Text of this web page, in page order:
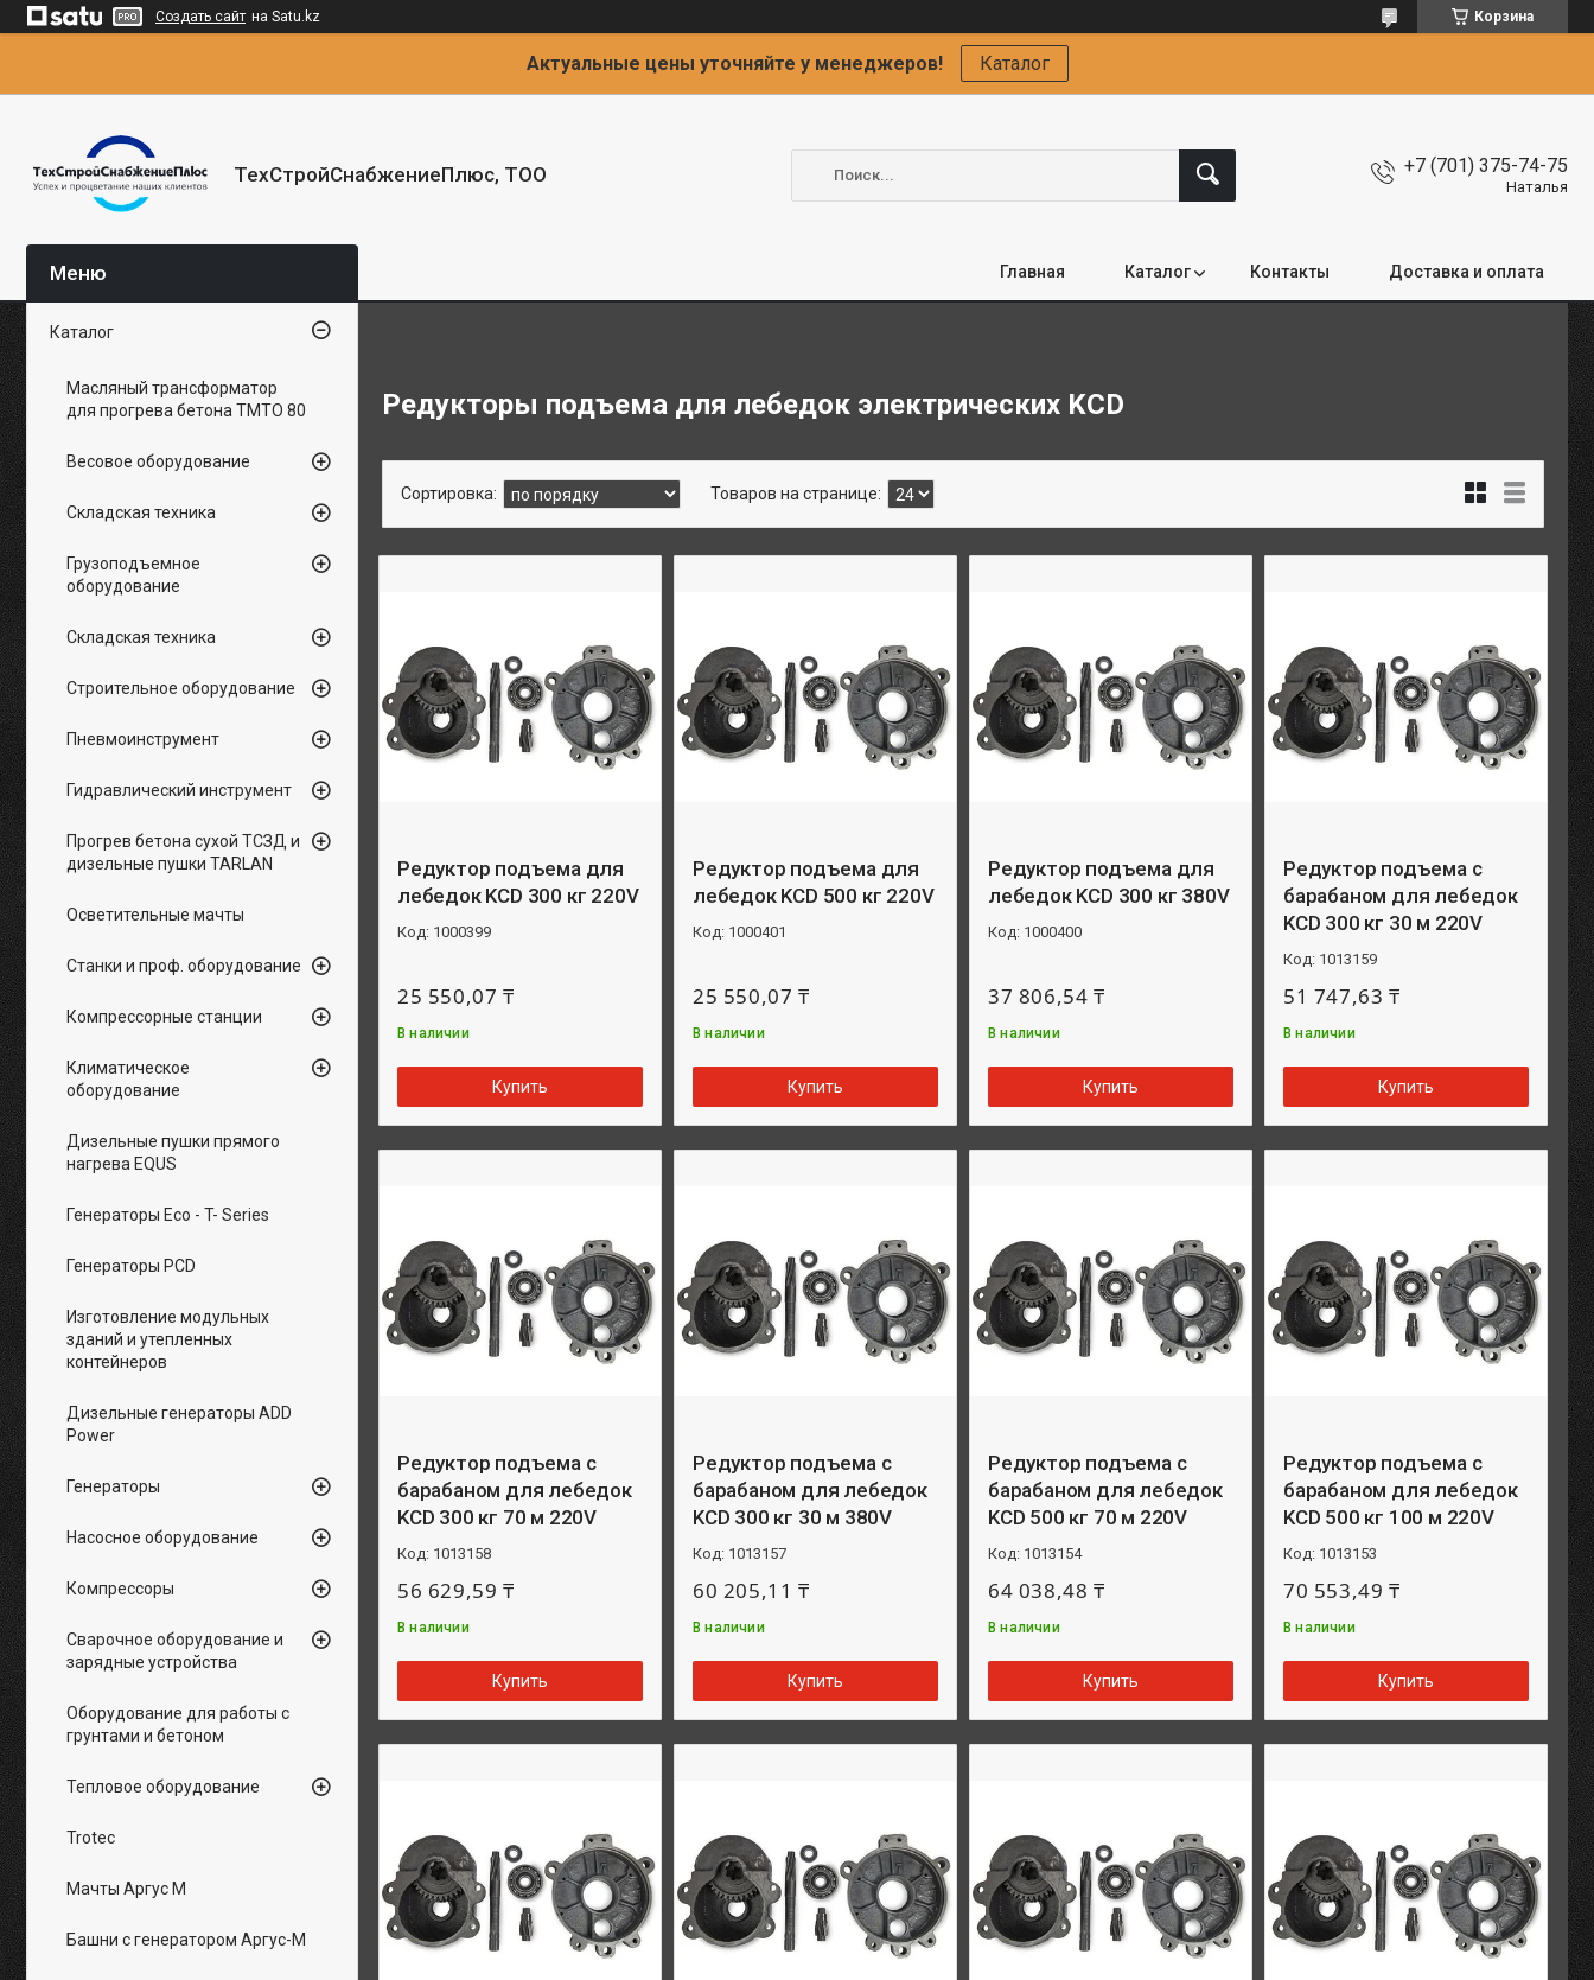
Создать сайт на Satu.kz Корзина
Актуальные цены уточняйте у менеджеров! Каталог
ТехСтройСнабжениеПлюс, ТОО +7 (701) 375-74-75
Наталья
Главная Каталог Контакты Доставка и оплата
Редукторы подъема для лебедок электрических KCD
Редуктор подъема для
лебедок KCD 300 кг 220V
1000399
25 550,07 ₸
В наличии
Купить
Редуктор подъема для
лебедок KCD 500 кг 220V
1000401
25 550,07 ₸
В наличии
Купить
Редуктор подъема для
лебедок KCD 300 кг 380V
1000400
37 806,54 ₸
В наличии
Купить
Редуктор подъема с
барабаном для лебедок
KCD 300 кг 30 м 220V
1013159
51 747,63 ₸
В наличии
Купить
Редуктор подъема с
барабаном для лебедок
KCD 300 кг 70 м 220V
1013158
56 629,59 ₸
В наличии
Купить
Редуктор подъема с
барабаном для лебедок
KCD 300 кг 30 м 380V
1013157
60 205,11 ₸
В наличии
Купить
Редуктор подъема с
барабаном для лебедок
KCD 500 кг 70 м 220V
1013154
64 038,48 ₸
В наличии
Купить
Редуктор подъема с
барабаном для лебедок
KCD 500 кг 100 м 220V
1013153
70 553,49 ₸
В наличии
Купить
Каталог
Масляный трансформатор
для прогрева бетона ТМТО 80
Весовое оборудование
Складская техника
Грузоподъемное
оборудование
Складская техника
Строительное оборудование
Пневмоинструмент
Гидравлический инструмент
Прогрев бетона сухой ТСЗД и
дизельные пушки TARLAN
Осветительные мачты
Станки и проф. оборудование
Компрессорные станции
Климатическое
оборудование
Дизельные пушки прямого
нагрева EQUS
Генераторы Eco - T- Series
Генераторы PCD
Изготовление модульных
зданий и утепленных
контейнеров
Дизельные генераторы ADD
Power
Генераторы
Насосное оборудование
Компрессоры
Сварочное оборудование и
зарядные устройства
Оборудование для работы с
грунтами и бетоном
Тепловое оборудование
Trotec
Мачты Аргус М
Башни с генератором Аргус-М